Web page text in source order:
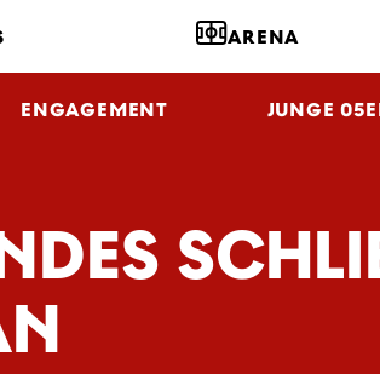
ARENA
ENGAGEMENT JUNGE